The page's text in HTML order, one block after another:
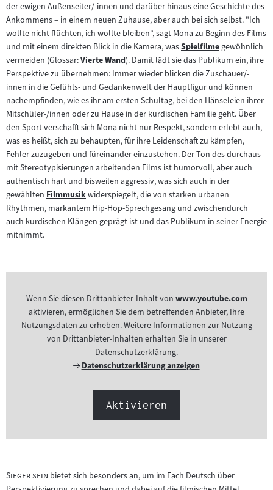
der ewigen Außenseiter/-innen und darüber hinaus eine Geschichte des
Ankommens – in einem neuen Zuhause, aber auch bei sich selbst. "Ich
wollte nicht flüchten, ich wollte bleiben", sagt Mona zu Beginn des Films
und mit einem direkten Blick in die Kamera, wasZum
Inhalt:
Spielfilmegewöhnlich
vermeiden (Glossar:Zum
Inhalt:
Vierte Wand). Damit lädt sie das Publikum ein, ihre
Perspektive zu übernehmen: Immer wieder blicken die Zuschauer/-
innen in die Gefühls- und Gedankenwelt der Hauptfigur und können
nachempfinden, wie es ihr am ersten Schultag, bei den Hänseleien ihrer
Mitschüler-/innen oder zu Hause in der kurdischen Familie geht. Über
den Sport verschafft sich Mona nicht nur Respekt, sondern erlebt auch,
was es heißt, sich zu behaupten, für ihre Leidenschaft zu kämpfen,
Fehler zuzugeben und füreinander einzustehen. Der Ton des durchaus
mit Stereotypisierungen arbeitenden Films ist humorvoll, aber auch
authentisch hart und bisweilen aggressiv, was sich auch in der
gewählten Zum
Inhalt:
Filmmusikwiderspiegelt, die von starken urbanen
Rhythmen, markantem Hip-Hop-Sprechgesang und zwischendurch
auch kurdischen Klängen geprägt ist und das Publikum in seiner Energie
mitnimmt.
Wenn Sie diesen Drittanbieter-Inhalt von www.youtube.com
aktivieren, ermöglichen Sie dem betreffenden Anbieter, Ihre
Nutzungsdaten zu erheben. Weitere Informationen zur Nutzung
von Drittanbieter-Inhalten erhalten Sie in unserer
Datenschutzerklärung.
Externer
Datenschutzerklärung anzeigen
Aktivieren
"
Sieger sein "bietet sich besonders an, um im Fach Deutsch über